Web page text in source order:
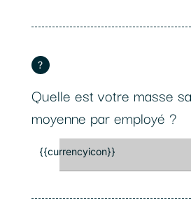
?
Quelle est votre masse
moyenne par employé ?
{{currencyicon}}